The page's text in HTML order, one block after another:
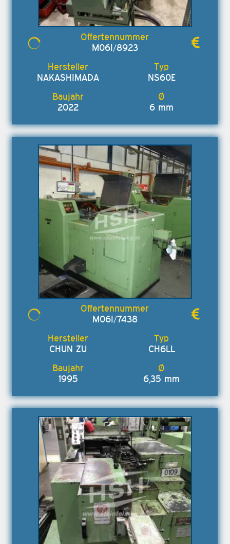
M06I/8923
NAKASHIMADA NS60E
2022 6 mm
M06I/7438
CHUN ZU CH6LL
1995 6,35 mm